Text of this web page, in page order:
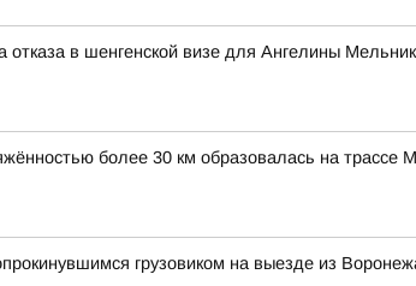
отказа в шенгенской визе для Ангелины
более 30 км образовалась на
грузовиком на выезде из